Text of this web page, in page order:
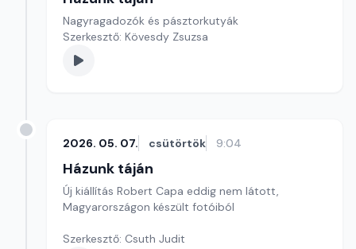
Nagyragadozók és pásztorkutyák
Szerkesztő: Kövesdy Zsuzsa
2026. 05. 07. csütörtök 9:04
Házunk táján
Új kiállítás Robert Capa eddig nem látott,
Magyarországon készült fotóiból
Szerkesztő: Csuth Judit